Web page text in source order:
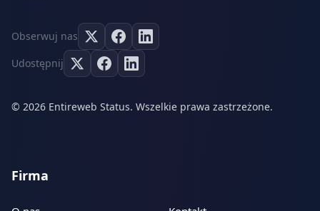
Obserwuj nas
Udostępnij
© 2026 Entireweb Status. Wszelkie prawa zastrzeżone.
Firma